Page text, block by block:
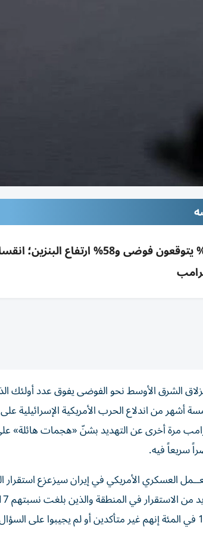
استطلاع رويترز/إبسوس: 35% فقط يدعمون حرب إيران؛ 50% يتوقعون فوضى
الشرق الأوسط نحو الفوضى يفوق عدد أولئك
من اندلاع الحرب الأمريكية الإسرائيلية
مرة أخرى عن التهديد بشنّ «هجمات هائلة»
سريعاً فيه.
العــمل ‌العسكري الأمريكي في إيران سيزعزع